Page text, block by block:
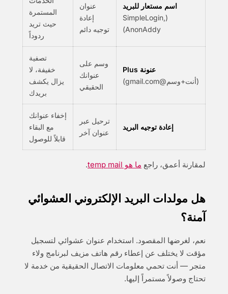
اسم مستعار للبريد
(SimpleLogin,
AnonAddy)
عنوان
إعادة
توجيه دائم
المستمرة
حيث تريد
ردوداً
عنونة Plus
(أنت+وسم@gmail.com)
وسم على
عنوانك
الحقيقي
تصفية
خفيفة، لا
يزال يكشف
بريدك
إعادة توجيه البريد
ترحيل عبر
عنوان آخر
إخفاء عنوانك
مع البقاء
قابلاً للوصول
لمقارنة أعمق، راجع ما هو temp mail .
هل مولدات البريد الإلكتروني العشوائي
آمنة؟
نعم، لغرضها المقصود. استخدام عنوان عشوائي لتسجيل
مؤقت لا يختلف عن إعطاء رقم هاتف مزيف لبرنامج ولاء
متجر — أنت تحمي معلومات الاتصال الحقيقية من خدمة لا
تحتاج وصولاً مستمراً إليها.